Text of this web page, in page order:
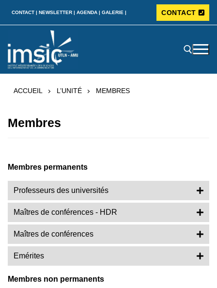
CONTACT | NEWSLETTER | AGENDA | GALERIE | CONTACT
ACCUEIL L’UNITÉ MEMBRES
Membres
Membres permanents
Professeurs des universités
Maîtres de conférences - HDR
Maîtres de conférences
Emérites
Membres non permanents